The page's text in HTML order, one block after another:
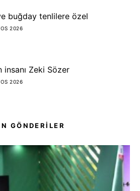
buğday tenlilere özel
2026
insanı Zeki Sözer
2026
GÖNDERİLER